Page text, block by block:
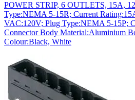
POWER STRIP, 6 OUTLETS, 15A,
Type:NEMA 5-15R; Current
VAC:120V; Plug Type:NEMA 5-15P;
Connector Body Material:Aluminium
Colour:Black, White